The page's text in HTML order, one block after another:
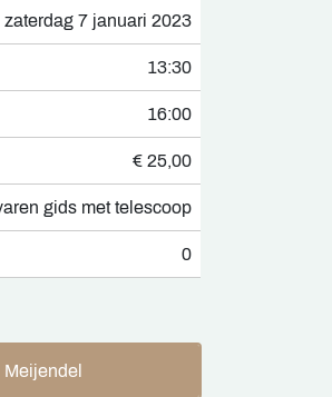
zaterdag 7 januari 2023
13:30
16:00
€ 25,00
gids met telescoop
0